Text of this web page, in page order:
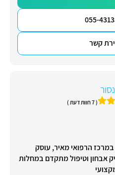
055-
קשר
( 7 חוות דעת )
במרכז הרפואי מאיר, עוסק
אבחון וטיפול מתקדם במחלות